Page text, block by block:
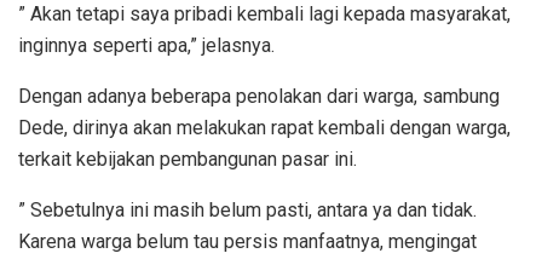
” Akan tetapi saya pribadi kembali lagi kepada masyarakat,
inginnya seperti apa,” jelasnya.
Dengan adanya beberapa penolakan dari warga, sambung
Dede, dirinya akan melakukan rapat kembali dengan warga,
terkait kebijakan pembangunan pasar ini.
” Sebetulnya ini masih belum pasti, antara ya dan tidak.
Karena warga belum tau persis manfaatnya, mengingat